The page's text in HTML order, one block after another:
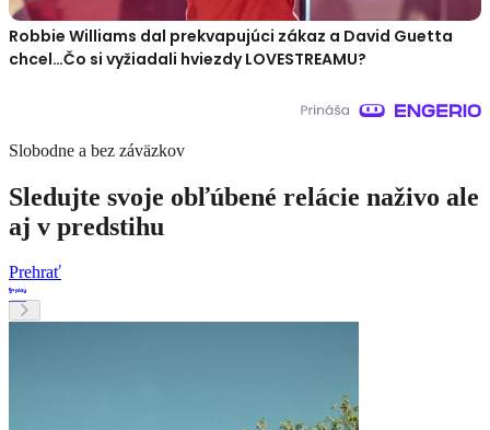
Robbie Williams dal prekvapujúci zákaz a David Guetta
chcel…Čo si vyžiadali hviezdy LOVESTREAMU?
Slobodne a bez záväzkov
Sledujte svoje obľúbené relácie naživo ale
aj v predstihu
Prehrať